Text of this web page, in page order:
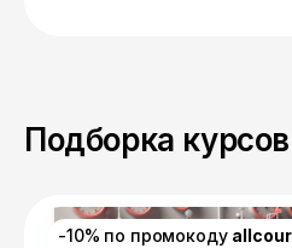
Подборка
-10% по промокоду